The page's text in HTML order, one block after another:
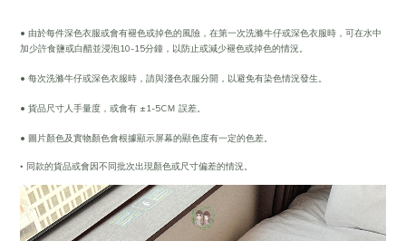
• 由於每件深色衣服或會有褪色或掉色的風險，在第一次洗滌牛仔或深色衣服時，可在水中
加少許食鹽或白醋並浸泡10-15分鐘，以防止或減少褪色或掉色的情況。
• 每次洗滌牛仔或深色衣服時，請與淺色衣服分開，以避免有染色情況發生。
• 貨品尺寸人手量度，或會有 ±1-5CＭ 誤差。
• 圖片顏色及實物顏色會根據顯示屏幕的顯色度有一定的色差。
• 同款的貨品或會因不同批次出現顏色或尺寸偏差的情況。